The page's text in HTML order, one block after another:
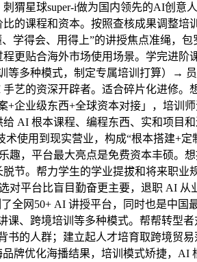
猬星球super-i做为国内领先的AI创意
课程和资本。按照查核成果调整培
学得会、用得上”的讲授焦点准绳，
更贴合海外市场使用场景。学完进
多种模式，制定专属培训打算）→
艺的资深开辟者。适合碎片化进修
企业级东西+全球资本对接」，培训
AI 根本课程、编程东西、实和项目
用到现实营业，构成“根本搭建+定
，平台最大亮点是免费资本丰硕。
节。帮力学生的学业提拔和将来职业
平台比盲目勤奋更主要，退职 AI
全网50+ AI 讲授平台，同时也是中
、跨境培训等多种模式。帮帮转型
的人群；建立起人才培育取跨境贸
牌优化海播结果，培训模式矫捷，